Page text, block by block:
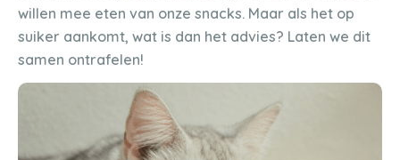
willen mee eten van onze snacks. Maar als het op
suiker aankomt, wat is dan het advies? Laten we dit
samen ontrafelen!